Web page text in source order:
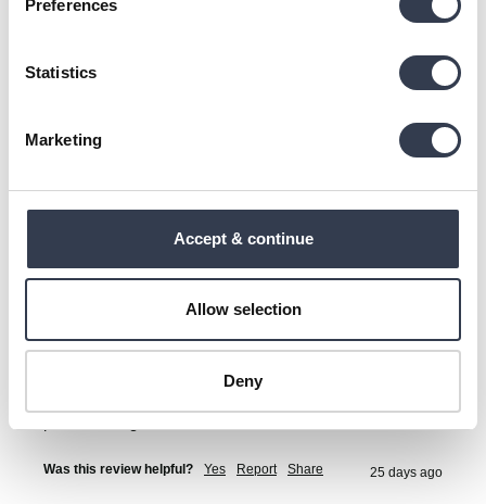
Preferences
Statistics
Marketing
Accept & continue
Allow selection
Deny
OM
Verified Customer
Spalva nuostabi, o perkelio patalynę jau turbūt penktą į
Was this review helpful? Yes Report Share 25 days ago